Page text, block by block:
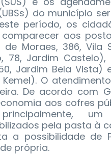
do município
período, os
aos
de Moraes, 386, Vila
78, Jardim Castelo),
Jardim Bela Vista)
Kemel). O
De acordo com
aos cofres
pela pasta à
a possibilidade de
própria.